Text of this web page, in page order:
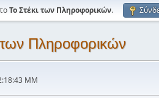
Το Στέκι των Πληροφορικών.
των Πληροφορικών
ΜΜ